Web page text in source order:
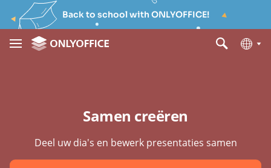
Back to school with ONLYOFFICE!
Samen creëren
Deel uw dia's en bewerk presentaties samen